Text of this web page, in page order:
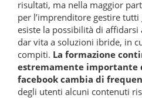
risultati, ma nella maggior
per l’imprenditore gestire
esiste la possibilità di
dar vita a soluzioni ibride, in
compiti. La formazione
estremamente importante
facebook cambia di
degli utenti alcuni contenuti